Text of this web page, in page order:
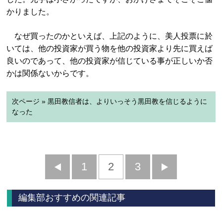
かりました。
なぜ買ったのかといえば、上記のように、美人投票に於
いては、他の投資家が買う物を他の投資家より先に買えば
良いのであって、他の投資家が信じている事が正しいか否
かは関係ないからです。
次ページ » 黒田教信者は、よりいっそう黒田教を信じるように
なった
前
へ
1 2 3
へ
編集部おすすめの関連記事